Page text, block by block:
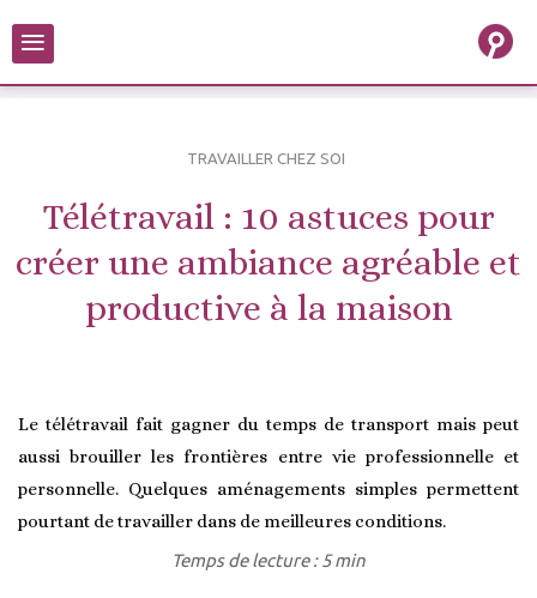
≡
TRAVAILLER CHEZ SOI
Télétravail : 10 astuces pour
créer une ambiance agréable et
productive à la maison
Le télétravail fait gagner du temps de transport mais peut
aussi brouiller les frontières entre vie professionnelle et
personnelle. Quelques aménagements simples permettent
pourtant de travailler dans de meilleures conditions.
Temps de lecture : 5 min